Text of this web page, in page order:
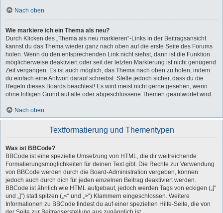
Nach oben
Wie markiere ich ein Thema als neu?
Durch Klicken des „Thema als neu markieren“-Links in der Beitragsansicht
kannst du das Thema wieder ganz nach oben auf die erste Seite des Forums
holen. Wenn du den entsprechenden Link nicht siehst, dann ist die Funktion
möglicherweise deaktiviert oder seit der letzten Markierung ist nicht genügend
Zeit vergangen. Es ist auch möglich, das Thema nach oben zu holen, indem
du einfach eine Antwort darauf schreibst. Stelle jedoch sicher, dass du die
Regeln dieses Boards beachtest! Es wird meist nicht gerne gesehen, wenn
ohne triftigen Grund auf alte oder abgeschlossene Themen geantwortet wird.
Nach oben
Textformatierung und Thementypen
Was ist BBCode?
BBCode ist eine spezielle Umsetzung von HTML, die dir weitreichende
Formatierungsmöglichkeiten für deinen Text gibt. Die Rechte zur Verwendung
von BBCode werden durch die Board-Administration vergeben, können
jedoch auch durch dich für jeden einzelnen Beitrag deaktiviert werden.
BBCode ist ähnlich wie HTML aufgebaut, jedoch werden Tags von eckigen („[“
und „]“) statt spitzen („<“ und „>“) Klammern eingeschlossen. Weitere
Informationen zu BBCode findest du auf einer speziellen Hilfe-Seite, die von